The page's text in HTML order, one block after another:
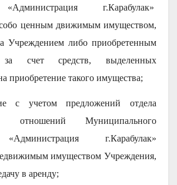
г.Карабулак»
ценным движимым имуществом,
Учреждением либо приобретенным
за счет средств, выделенных
приобретение такого имущества;
с учетом предложений отдела
отношений Муниципального
г.Карабулак»
имуществом Учреждения,
в аренду;